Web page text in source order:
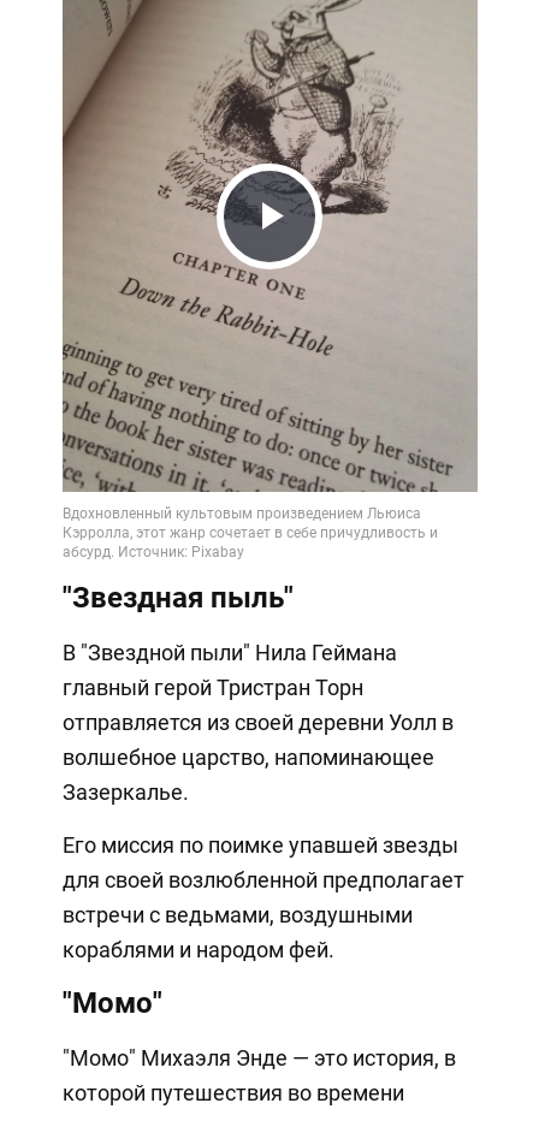
Play
Video
"Звездная пыль"
В "Звездной пыли" Нила Геймана
главный герой Тристран Торн
отправляется из своей деревни Уолл в
волшебное царство, напоминающее
Зазеркалье.
Его миссия по поимке упавшей звезды
для своей возлюбленной предполагает
встречи с ведьмами, воздушными
кораблями и народом фей.
"Момо"
"Момо" Михаэля Энде — это история, в
которой путешествия во времени